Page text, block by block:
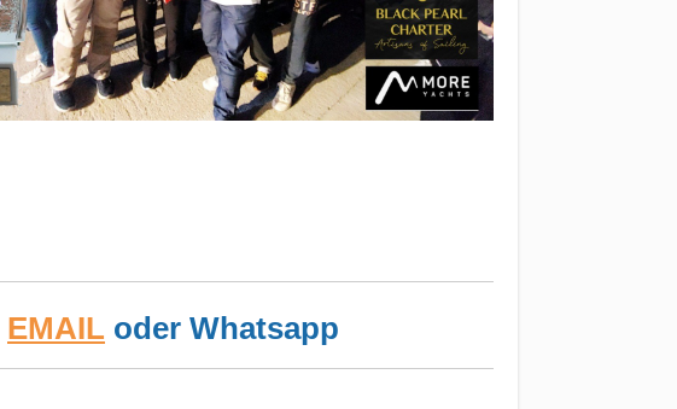
EMAIL oder Whatsapp